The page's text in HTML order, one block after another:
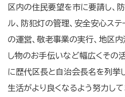
区内の住民要望を市に要請し、
ル、防犯灯の管理、安全安心ステ
の運営、敬老事業の実行、地区
し物のお手伝いなど幅広くその
に歴代区長と自治会長名を列挙
生活がより良くなるよう努力して